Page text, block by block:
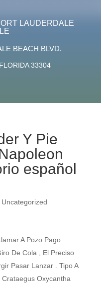
LAUDERDALE
BEACH BLVD.
33304
Y Pie
español
Uncategorized
A Pozo ​​Pago
De Cola , El Preciso
Pasar Lanzar . Tipo A
Oxycantha